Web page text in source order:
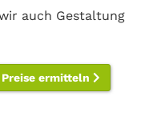
auch Gestaltung
ermitteln